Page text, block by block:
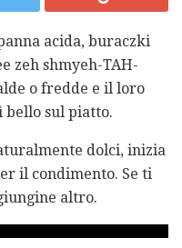
acida, buraczki
zeh shmyeh-TAH-
o fredde e il loro
bello sul piatto.
dolci, inizia
il condimento. Se ti
altro.